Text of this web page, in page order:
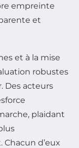
empreinte
et
et à la mise
robustes
Des acteurs
plaidant
d’eux